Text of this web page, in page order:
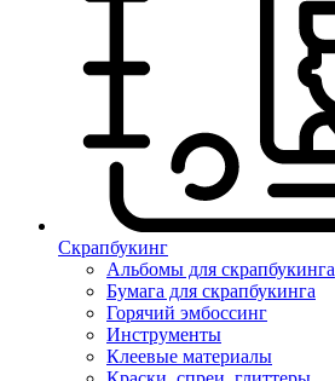
Скрапбукинг
Альбомы для скрапбукинга
Бумага для скрапбукинга
Горячий эмбоссинг
Инструменты
Клеевые материалы